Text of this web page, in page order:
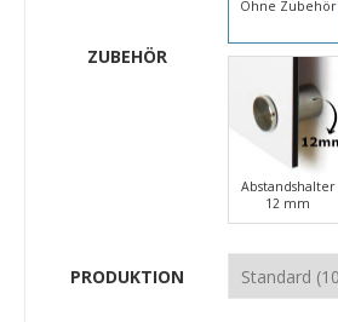
ZUBEHÖR
Ohne Zubehör
Abstandshalter
12 mm
PRODUKTION